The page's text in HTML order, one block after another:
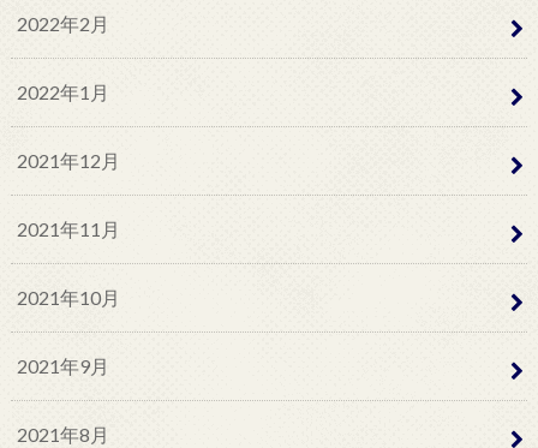
2022年2月
2022年1月
2021年12月
2021年11月
2021年10月
2021年9月
2021年8月